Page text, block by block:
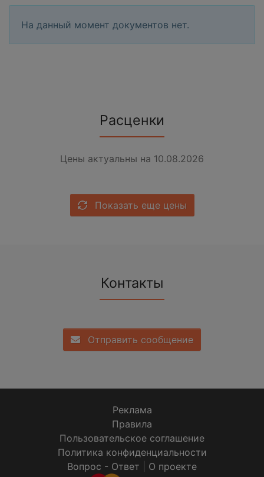
На данный момент документов нет.
Расценки
Цены актуальны на 10.08.2026
Показать еще цены
Контакты
Отправить сообщение
Реклама
Правила
Пользовательское соглашение
Политика конфиденциальности
Вопрос - Ответ
О проекте